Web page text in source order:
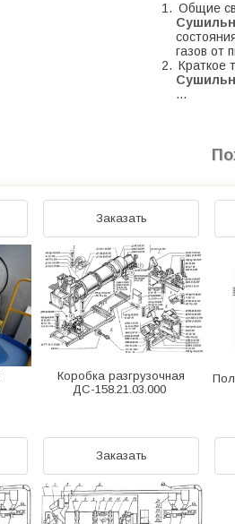
Общие
газов от
Краткое
…
Заказать
Коробка разгрузочная
ДС-158.21.03.000
Заказать